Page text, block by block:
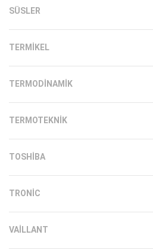
SÜSLER
TERMIKEL
TERMODINAMIK
TERMOTEKNIK
TOSHIBA
TRONIC
VAILLANT